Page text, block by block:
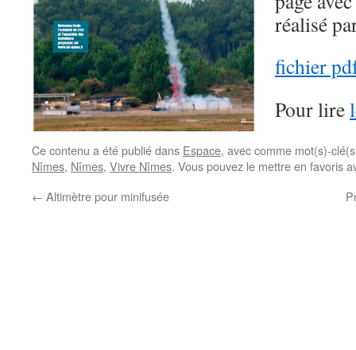
réalisé
fichier
Pour lire
Ce contenu a été publié dans Espace, avec comme mot(s)-
Nîmes, Nîmes, Vivre Nîmes. Vous pouvez le mettre en favoris
← Altimètre pour minifusée